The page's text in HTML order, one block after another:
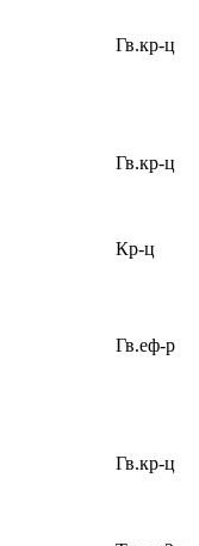
Гв.кр-ц
Гв.кр-ц
Кр-ц
Гв.еф-р
Гв.кр-ц